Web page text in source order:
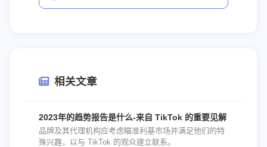
相关文章
2023年的趋势报告是什么-来自 TikTok 的重要见解
品牌及其代理机构应考虑瞄准利基市场并满足他们的特
殊兴趣，以与 TikTok 的观众建立联系。